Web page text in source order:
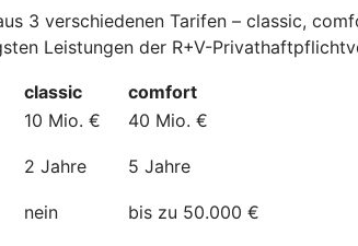
3 verschiedenen Tarifen – classic,
Leistungen der R+V-
classic comfort
10 Mio. € 40 Mio. €
2 Jahre 5 Jahre
nein bis zu 50.000 €